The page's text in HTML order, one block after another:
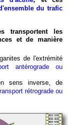
du trafic
transportent les
et de manière
de l'extrémité
antérograde ou
sens inverse, de
rétrograde ou